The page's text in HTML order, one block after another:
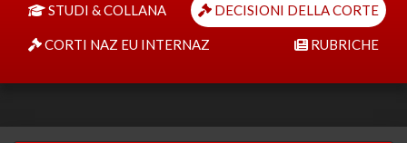
STUDI & COLLANA DECISIONI DELLA CORTE
CORTI NAZ EU INTERNAZ RUBRICHE